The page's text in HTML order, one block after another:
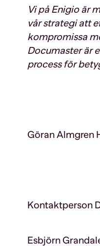
Vi på Enigio är
vår strategi att
kompromissa
Documaster är
process för
Göran Almgren
Kontaktperson
Esbjörn